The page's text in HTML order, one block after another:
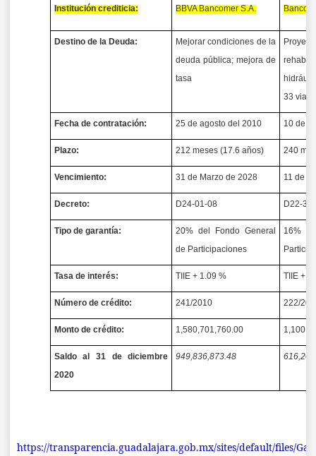
Institución crediticia: BBVA Bancomer S.A. Banco
Destino de la Deuda:
Mejorar condiciones de la
deuda pública; mejora de
tasa
33
Fecha de contratación: 25 de agosto del 2010 10 de
Plazo: 212 meses (17.6 años) 240
Vencimiento: 31 de Marzo de 2028 11 de
Decreto: D24-01-08 D22-
Tipo de garantía:
20% del Fondo General
de Participaciones
16%
Tasa de interés: TIIE + 1.09 % TIIE +
Número de crédito: 241/2010 222/
Monto de crédito: 1,580,701,760.00
Saldo al 31 de diciembre
2020
949,836,873.48
https://transparencia.guadalajara.gob.mx/sites/default/files/